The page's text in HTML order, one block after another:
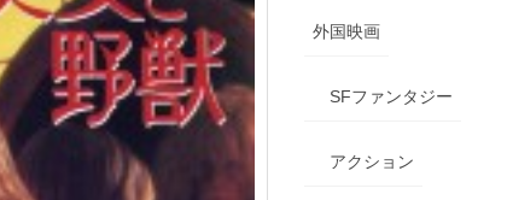
外国映画
SFファンタジー
アクション